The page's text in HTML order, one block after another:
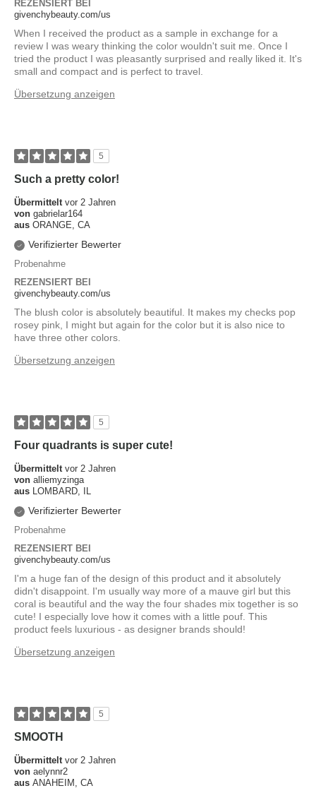
REZENSIERT BEI
givenchybeauty.com/us
When I received the product as a sample in exchange for a
review I was weary thinking the color wouldn't suit me. Once I
tried the product I was pleasantly surprised and really liked it. It's
small and compact and is perfect to travel.
Übersetzung anzeigen
5
Such a pretty color!
Übermittelt vor 2 Jahren
von gabrielar164
aus ORANGE, CA
Verifizierter Bewerter
Probenahme
REZENSIERT BEI
givenchybeauty.com/us
The blush color is absolutely beautiful. It makes my checks pop
rosey pink, I might but again for the color but it is also nice to
have three other colors.
Übersetzung anzeigen
5
Four quadrants is super cute!
Übermittelt vor 2 Jahren
von alliemyzinga
aus LOMBARD, IL
Verifizierter Bewerter
Probenahme
REZENSIERT BEI
givenchybeauty.com/us
I'm a huge fan of the design of this product and it absolutely
didn't disappoint. I'm usually way more of a mauve girl but this
coral is beautiful and the way the four shades mix together is so
cute! I especially love how it comes with a little pouf. This
product feels luxurious - as designer brands should!
Übersetzung anzeigen
5
SMOOTH
Übermittelt vor 2 Jahren
von aelynnr2
aus ANAHEIM, CA